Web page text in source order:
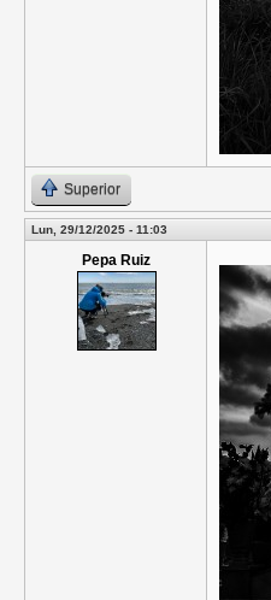
Superior
Lun, 29/12/2025 - 11:03
Pepa Ruiz